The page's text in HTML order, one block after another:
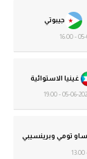
ساو تومي وبرينسيبي
غينيا الاستوائية
05-06-2024 -
جيبوتي
05-